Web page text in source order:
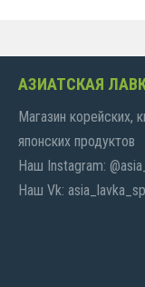
АЗИАТСКАЯ
Магазин корейских,
японских продуктов
Наш Instagram:
Наш Vk: